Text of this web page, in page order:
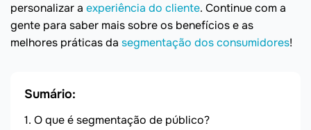
personalizar a experiência do cliente. Continue com a
gente para saber mais sobre os benefícios e as
melhores práticas da segmentação dos consumidores!
Sumário:
O que é segmentação de público?